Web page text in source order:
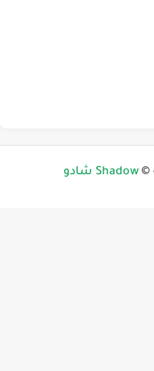
Shadow شادو